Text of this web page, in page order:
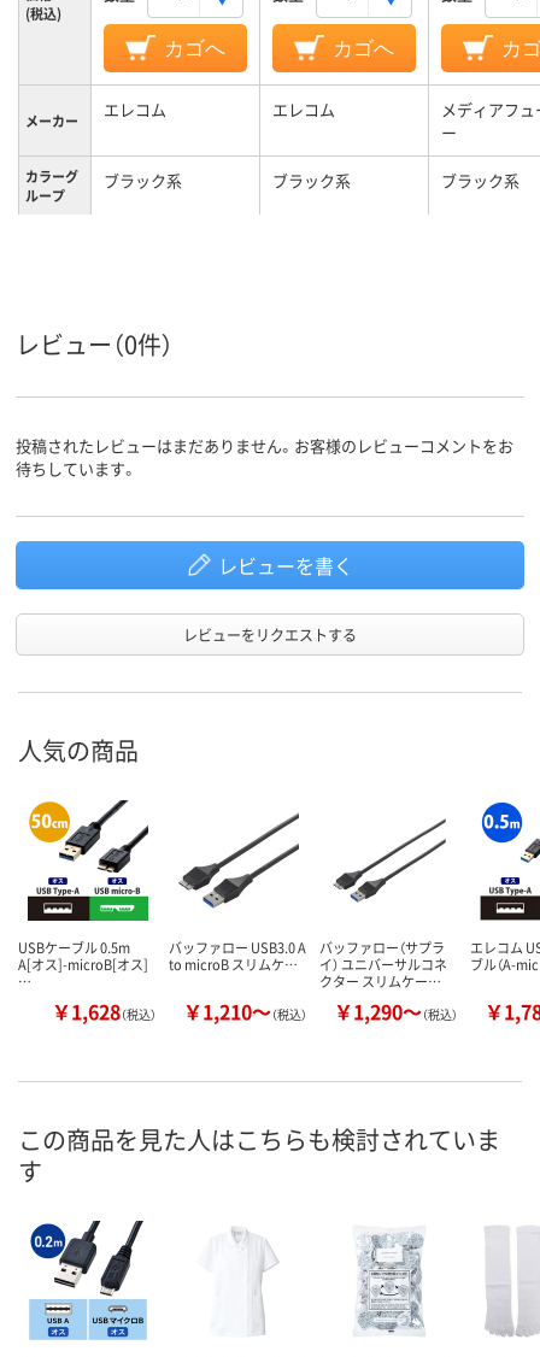
(税込)
カゴへ カゴへ カ
メーカー エレコム エレコム
メディアフ
ー
カラーグ
ループ
ブラック系 ブラック系 ブラック系
レビュー（0件）
投稿されたレビューはまだありません。お客様のレビューコメントをお
待ちしています。
レビューを書く
レビューをリクエストする
人気の商品
USBケーブル 0.5m
A[オス]-microB[オス]
…
￥1,628（税込）
バッファロー USB3.0 A
to microB スリムケ…
￥1,210～（税込）
バッファロー（サプラ
イ） ユニバーサルコネ
クター スリムケー…
￥1,290～（税込）
エレコム
ブル（A-
￥
この商品を見た人はこちらも検討されていま
す